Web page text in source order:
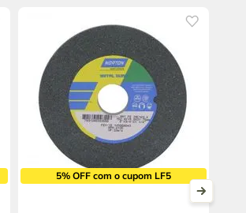
5% OFF com o cupom LF5